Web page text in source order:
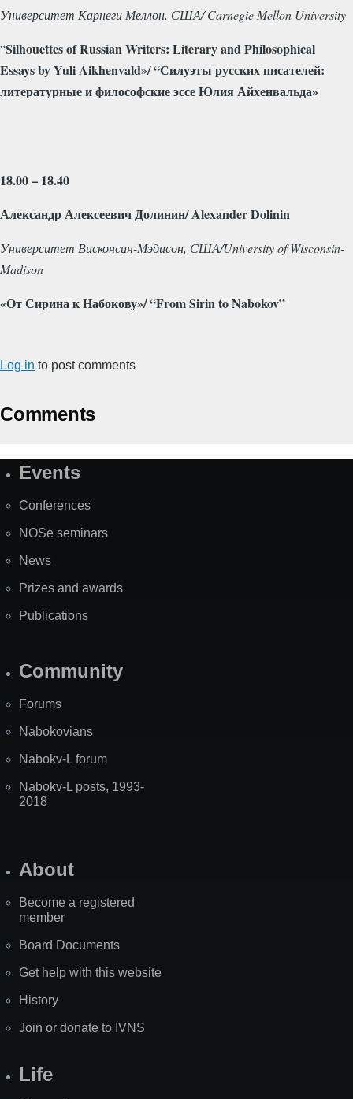
Университет Карнеги Меллон, США/Carnegie Mellon University
“SilhouettesofRussianWriters: LiteraryandPhilosophical
EssaysbyYuliAikhenvald»/ “Силуэты русских писателей:
литературные и философские эссе Юлия Айхенвальда»
18.00 – 18.40
Александр Алексеевич Долинин/AlexanderDolinin
Университет Висконсин-Мэдисон, США/Universityof Wisconsin-
Madison
«От Сирина к Набокову»/ “From Sirin to Nabokov”
Log in to post comments
Comments
SiteEvents
Conferences
NOSe seminars
News
Prizes and awards
Publications
Community
Forums
Nabokovians
Nabokv-L forum
Nabokv-L posts, 1993-
2018
About
Become a registered
member
Board Documents
Get help with this website
History
Join or donate to IVNS
Life